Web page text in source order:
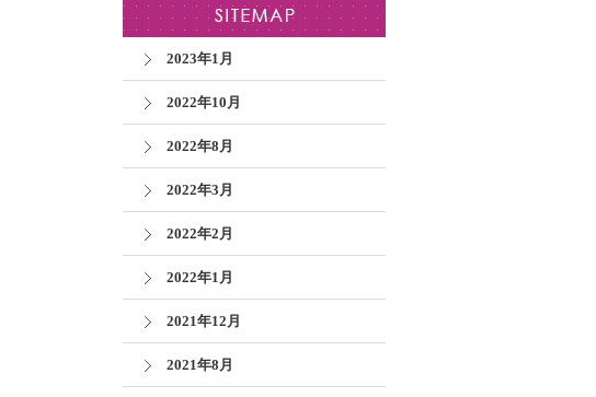
2023年1月
2022年10月
2022年8月
2022年3月
2022年2月
2022年1月
2021年12月
2021年8月